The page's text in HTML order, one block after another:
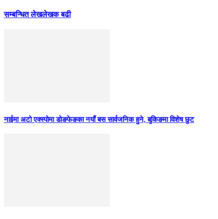
सम्बन्धित लेखलेखक बढी
नाईमा अटो एक्स्पोमा डोङफेङका नयाँ बस सार्वजनिक हुने, बुकिङमा विशेष छुट